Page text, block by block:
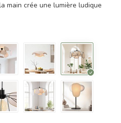
main crée une lumière ludique